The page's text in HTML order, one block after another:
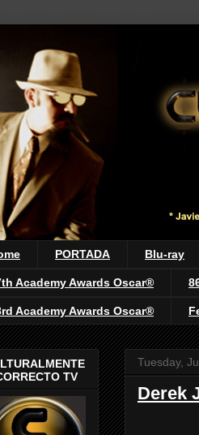
PORTADA Blu-ray
Academy Awards Oscar®
Academy Awards Oscar®
Tuesday,
Derek
TV